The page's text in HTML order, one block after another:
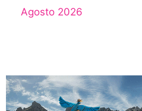
Agosto 2026